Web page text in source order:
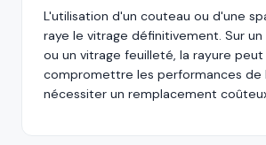
L'utilisation d'un couteau ou d'une
raye le vitrage définitivement. Sur
ou un vitrage feuilleté, la rayure peut
compromettre les performances de
nécessiter un remplacement